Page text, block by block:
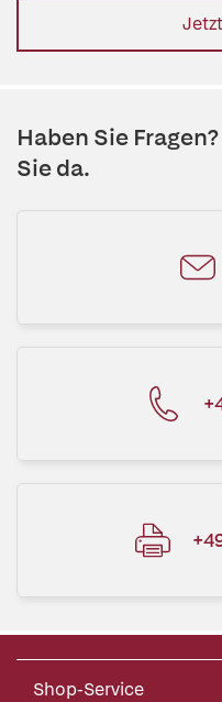
Haben Sie
Sie da.
Shop-Service